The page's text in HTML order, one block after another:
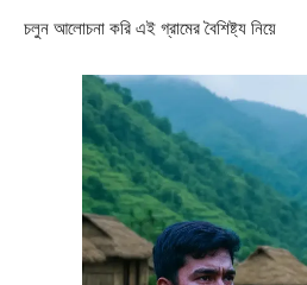
চলুন আলোচনা করি এই গ্রামের বৈশিষ্ট্য নিয়ে